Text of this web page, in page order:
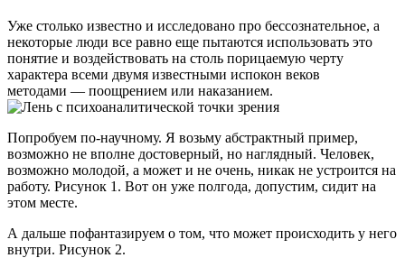
Уже столько известно и исследовано про бессознательное, а
некоторые люди все равно еще пытаются использовать это
понятие и воздействовать на столь порицаемую черту
характера всеми двумя известными испокон веков
методами — поощрением или наказанием.
Попробуем по-научному. Я возьму абстрактный пример,
возможно не вполне достоверный, но наглядный. Человек,
возможно молодой, а может и не очень, никак не устроится на
работу. Рисунок 1. Вот он уже полгода, допустим, сидит на
этом месте.
А дальше пофантазируем о том, что может происходить у него
внутри. Рисунок 2.